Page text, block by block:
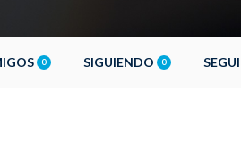
0 SIGUIENDO 0